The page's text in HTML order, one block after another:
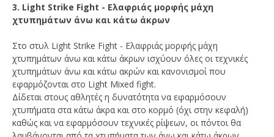
3. Light Strike Fight - Ελαφριάς μορφής μάχη
χτυπημάτων άνω και κάτω άκρων
Στο στυλ Light Strike Fight - Ελαφριάς μορφής μάχη
χτυπημάτων άνω και κάτω άκρων ισχύουν όλες οι τεχνικές
χτυπημάτων άνω και κάτω ακρών και κανονισμοί που
εφαρμόζονται στο Light Mixed fight.
Δίδεται στους αθλητές η δυνατότητα να εφαρμόσουν
χτυπήματα στα κάτω άκρα και στο κορμό (όχι στην κεφαλή)
καθώς και να εφαρμόσουν τεχνικές ρίψεων, οι πόντοι θα